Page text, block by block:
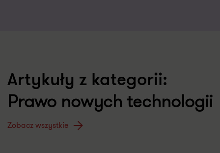
Artykuły z kategorii:
Prawo nowych technologii
Zobacz wszystkie